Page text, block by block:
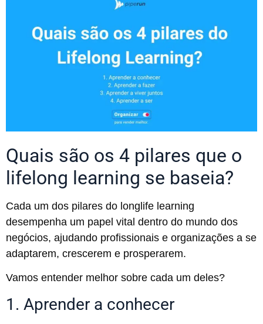
Quais são os 4 pilares que o
lifelong learning se baseia?
Cada um dos pilares do longlife learning
desempenha um papel vital dentro do mundo dos
negócios, ajudando profissionais e organizações a se
adaptarem, crescerem e prosperarem.
Vamos entender melhor sobre cada um deles?
1. Aprender a conhecer